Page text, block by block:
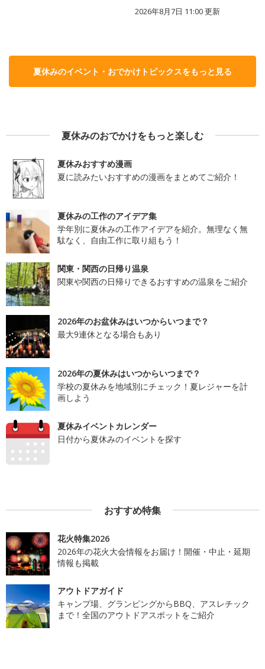
2026年8月7日 11:00更新
夏休みのイベント・おでかけトピックスをもっと見る
夏休みのおでかけをもっと楽しむ
夏休みおすすめ漫画
夏に読みたいおすすめの漫画をまとめてご紹介！
夏休みの工作のアイデア集
学年別に夏休みの工作アイデアを紹介。無理なく無
駄なく、自由工作に取り組もう！
関東・関西の日帰り温泉
関東や関西の日帰りできるおすすめの温泉をご紹介
2026年のお盆休みはいつからいつまで？
最大9連休となる場合もあり
2026年の夏休みはいつからいつまで？
学校の夏休みを地域別にチェック！夏レジャーを計
画しよう
夏休みイベントカレンダー
日付から夏休みのイベントを探す
おすすめ特集
花火特集2026
2026年の花火大会情報をお届け！開催・中止・延期
情報も掲載
アウトドアガイド
キャンプ場、グランピングからBBQ、アスレチック
まで！全国のアウトドアスポットをご紹介